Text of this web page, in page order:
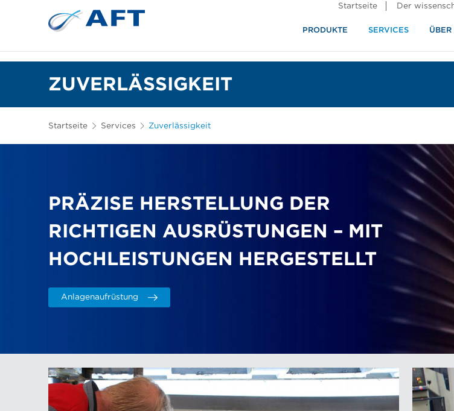
Startseite Der
PRODUKTE SERVICES ÜBER
ZUVERLÄSSIGKEIT
Startseite Services Zuverlässigkeit
PRÄZISE HERSTELLUNG DER
RICHTIGEN AUSRÜSTUNGEN – MIT
HOCHLEISTUNGEN HERGESTELLT
Anlagenaufrüstung